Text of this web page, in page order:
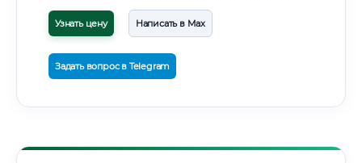
Узнать цену Написать в Max
Задать вопрос в Telegram